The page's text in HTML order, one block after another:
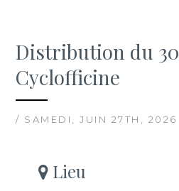
Distribution du
Cyclofficine
/ SAMEDI, JUIN 27TH, 2026
Lieu